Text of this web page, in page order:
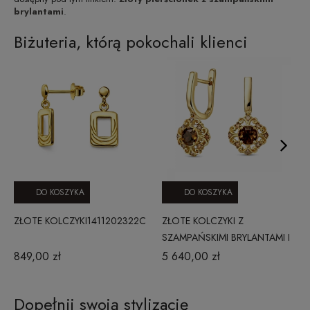
brylantami.
Biżuteria, którą pokochali klienci
ZŁOTE KOLCZYKI1411202322C
849,00 zł
DO KOSZYKA
ZŁOTE KOLCZYKI Z
SZAMPAŃSKIMI BRYLANTAMI I
KWARCEM DYMNYM
5 640,00 zł
DO KOSZYKA
Dopełnij swoją stylizację